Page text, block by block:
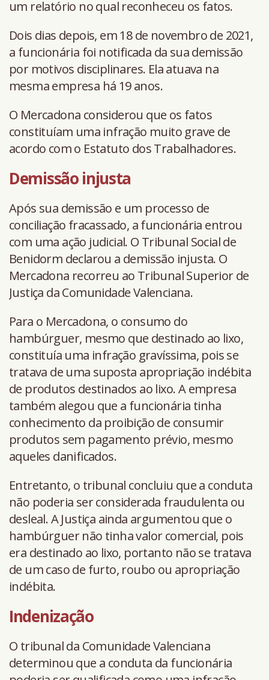
um relatório no qual reconheceu os fatos.
Dois dias depois, em 18 de novembro de 2021,
a funcionária foi notificada da sua demissão
por motivos disciplinares. Ela atuava na
mesma empresa há 19 anos.
O Mercadona considerou que os fatos
constituíam uma infração muito grave de
acordo com o Estatuto dos Trabalhadores.
Demissão injusta
Após sua demissão e um processo de
conciliação fracassado, a funcionária entrou
com uma ação judicial. O Tribunal Social de
Benidorm declarou a demissão injusta. O
Mercadona recorreu ao Tribunal Superior de
Justiça da Comunidade Valenciana.
Para o Mercadona, o consumo do
hambúrguer, mesmo que destinado ao lixo,
constituía uma infração gravíssima, pois se
tratava de uma suposta apropriação indébita
de produtos destinados ao lixo. A empresa
também alegou que a funcionária tinha
conhecimento da proibição de consumir
produtos sem pagamento prévio, mesmo
aqueles danificados.
Entretanto, o tribunal concluiu que a conduta
não poderia ser considerada fraudulenta ou
desleal. A Justiça ainda argumentou que o
hambúrguer não tinha valor comercial, pois
era destinado ao lixo, portanto não se tratava
de um caso de furto, roubo ou apropriação
indébita.
Indenização
O tribunal da Comunidade Valenciana
determinou que a conduta da funcionária